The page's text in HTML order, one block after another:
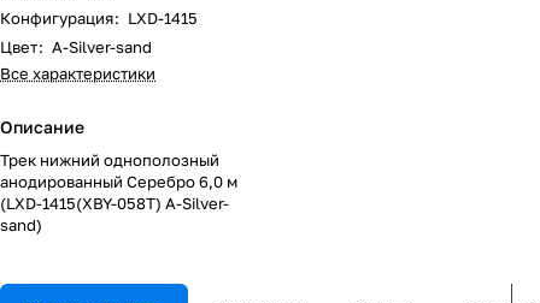
Конфигурация: LXD-1415
Цвет: A-Silver-sand
Все характеристики
Описание
Трек нижний однополозный
анодированный Серебро 6,0 м
(LXD-1415(XBY-058T) A-Silver-
sand)